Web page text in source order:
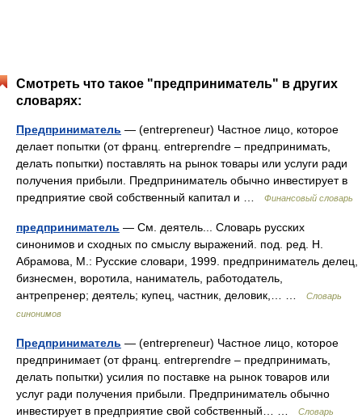
Смотреть что такое "предприниматель" в других
словарях:
Предприниматель — (entrepreneur) Частное лицо, которое
делает попытки (от франц. entreprendre – предпринимать,
делать попытки) поставлять на рынок товары или услуги ради
получения прибыли. Предприниматель обычно инвестирует в
предприятие свой собственный капитал и …
Финансовый словарь
предприниматель — См. деятель... Словарь русских
синонимов и сходных по смыслу выражений. под. ред. Н.
Абрамова, М.: Русские словари, 1999. предприниматель делец,
бизнесмен, воротила, наниматель, работодатель,
антрепренер; деятель; купец, частник, деловик,… …
Словарь
синонимов
Предприниматель — (entrepreneur) Частное лицо, которое
предпринимает (от франц. entreprendre – предпринимать,
делать попытки) усилия по поставке на рынок товаров или
услуг ради получения прибыли. Предприниматель обычно
инвестирует в предприятие свой собственный… …
Словарь